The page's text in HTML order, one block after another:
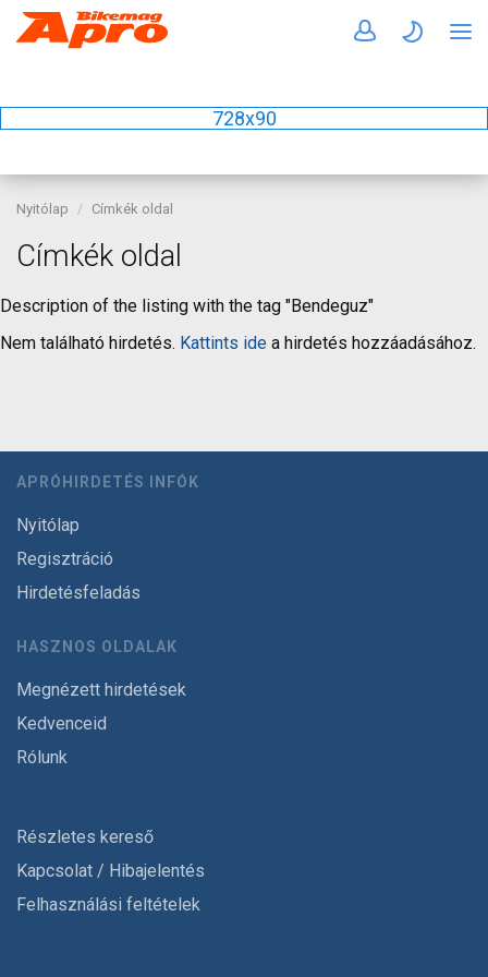
728x90
Nyitólap Címkék oldal
Címkék oldal
Description of the listing with the tag "Bendeguz"
Nem található hirdetés. Kattints ide a hirdetés hozzáadásához.
APRÓHIRDETÉS INFÓK
Nyitólap
Regisztráció
Hirdetésfeladás
HASZNOS OLDALAK
Megnézett hirdetések
Kedvenceid
Rólunk
Részletes kereső
Kapcsolat / Hibajelentés
Felhasználási feltételek